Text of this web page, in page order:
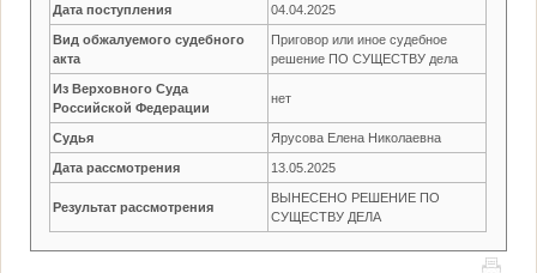
Дата поступления 04.04.2025
Вид обжалуемого судебного
акта
Приговор или иное судебное
решение ПО СУЩЕСТВУ дела
Из Верховного Суда
Российской Федерации
нет
Судья Ярусова Елена Николаевна
Дата рассмотрения 13.05.2025
Результат рассмотрения
ВЫНЕСЕНО РЕШЕНИЕ ПО
СУЩЕСТВУ ДЕЛА